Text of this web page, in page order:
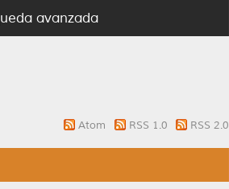
avanzada
Atom RSS 1.0 RSS 2.0